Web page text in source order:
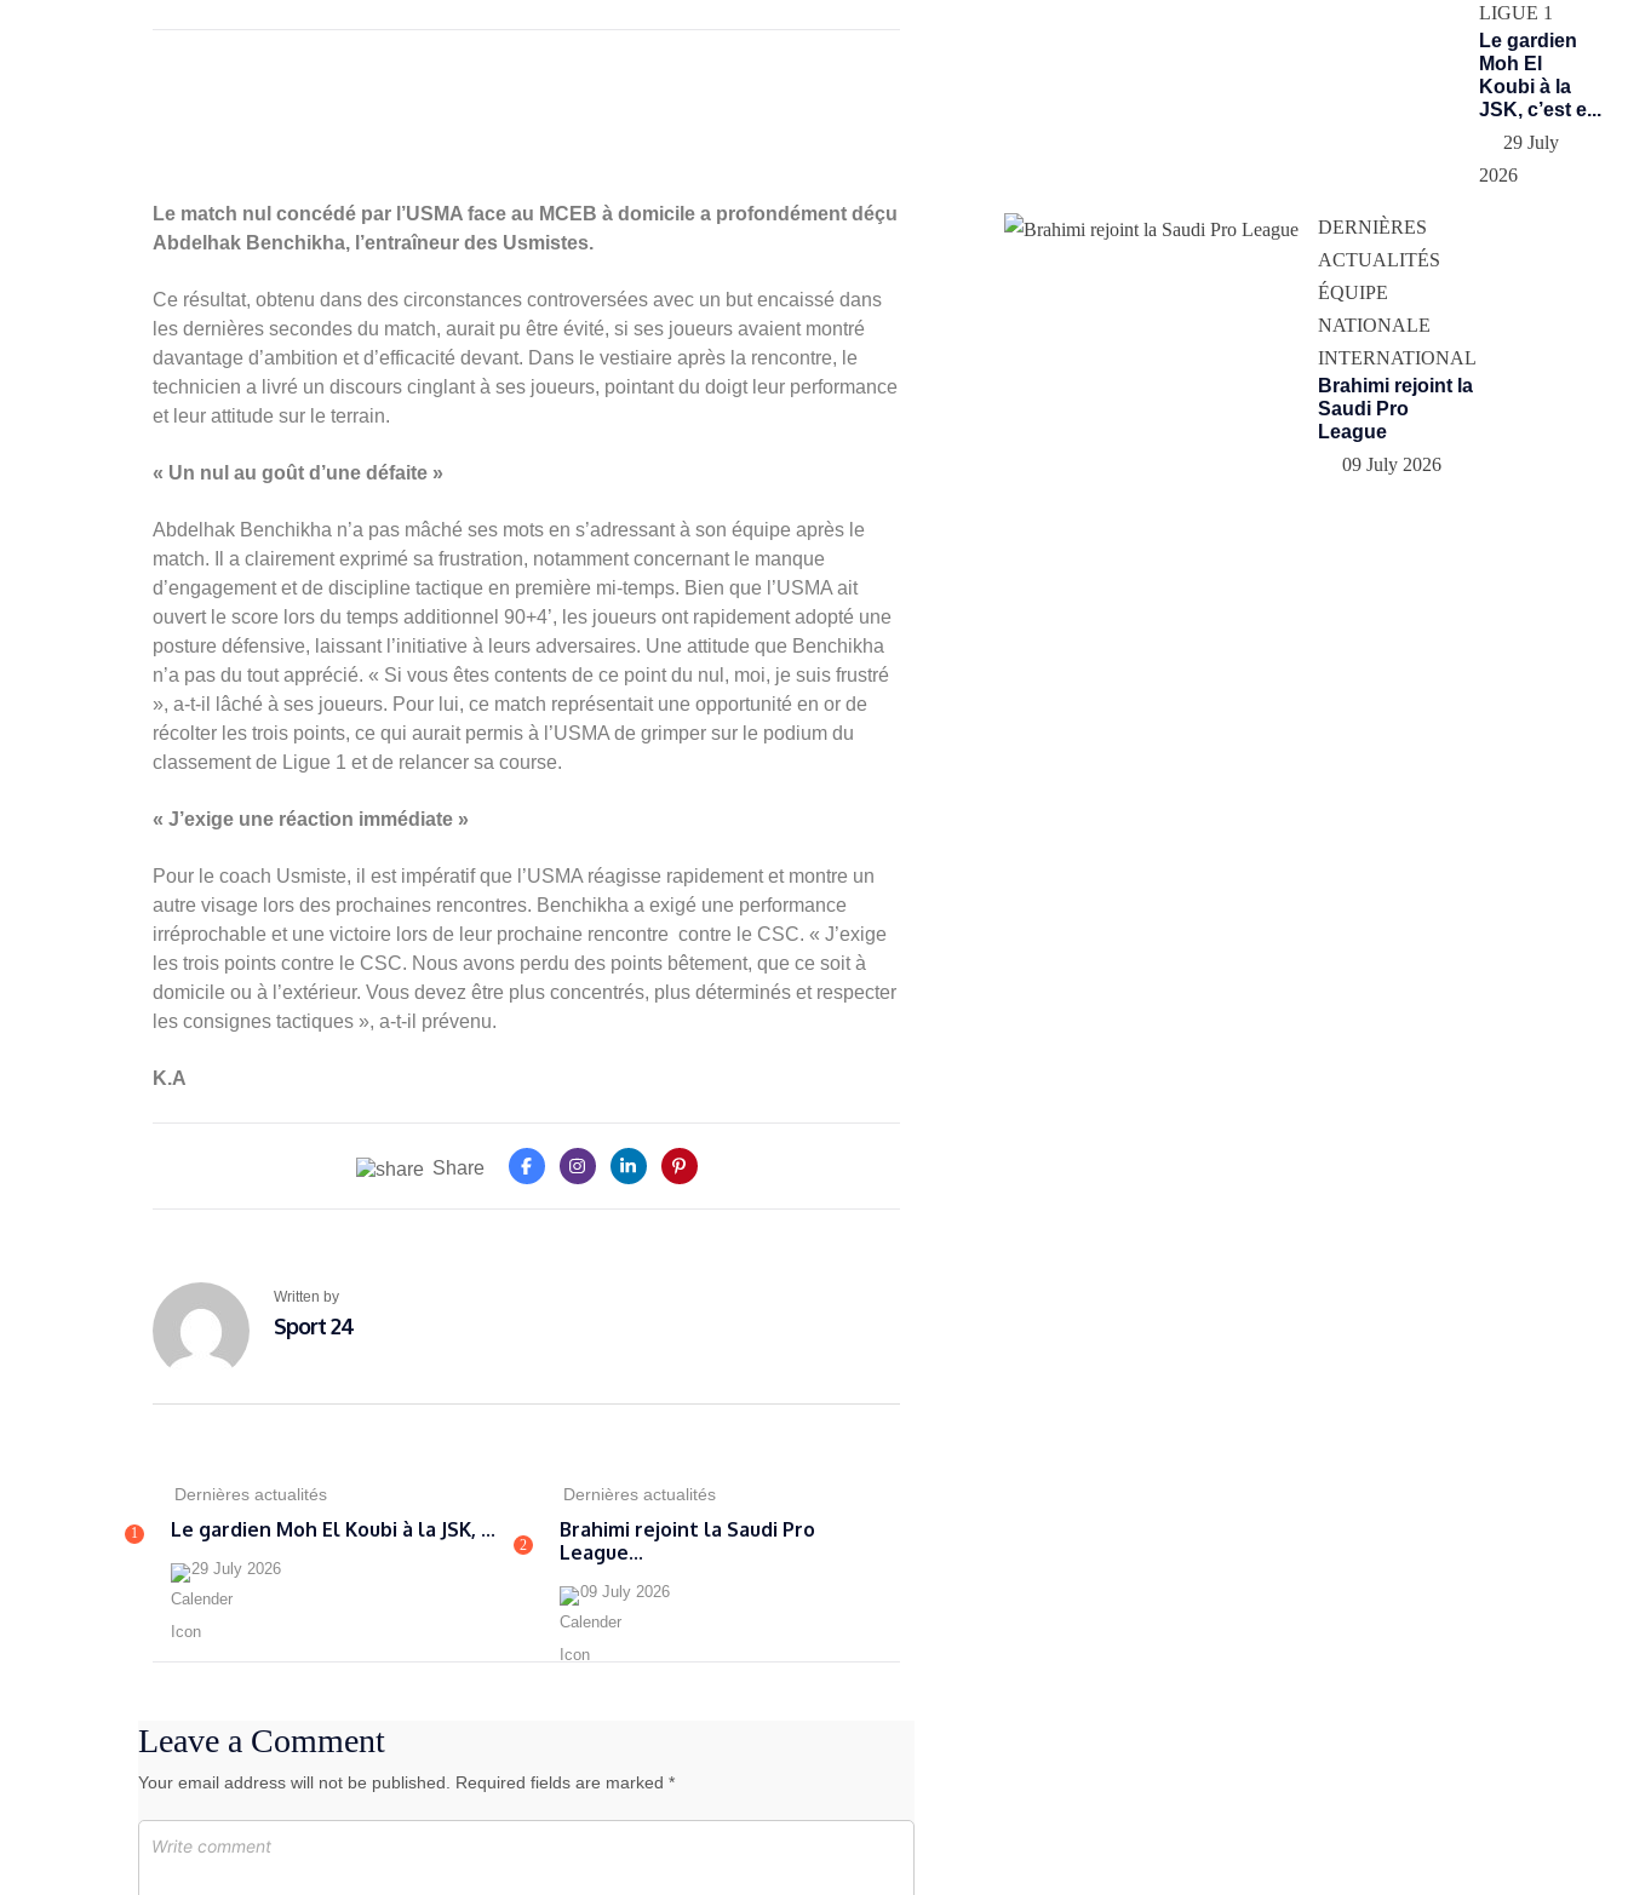
Le match nul concédé par l’USMA face au MCEB à domicile a profondément déçu
Abdelhak Benchikha, l’entraîneur des Usmistes.
Ce résultat, obtenu dans des circonstances controversées avec un but encaissé dans
les dernières secondes du match, aurait pu être évité, si ses joueurs avaient montré
davantage d’ambition et d’efficacité devant. Dans le vestiaire après la rencontre, le
technicien a livré un discours cinglant à ses joueurs, pointant du doigt leur performance
et leur attitude sur le terrain.
« Un nul au goût d’une défaite »
Abdelhak Benchikha n’a pas mâché ses mots en s’adressant à son équipe après le
match. Il a clairement exprimé sa frustration, notamment concernant le manque
d’engagement et de discipline tactique en première mi-temps. Bien que l’USMA ait
ouvert le score lors du temps additionnel 90+4’, les joueurs ont rapidement adopté une
posture défensive, laissant l’initiative à leurs adversaires. Une attitude que Benchikha
n’a pas du tout apprécié. « Si vous êtes contents de ce point du nul, moi, je suis frustré
», a-t-il lâché à ses joueurs. Pour lui, ce match représentait une opportunité en or de
récolter les trois points, ce qui aurait permis à l’USMA de grimper sur le podium du
classement de Ligue 1 et de relancer sa course.
« J’exige une réaction immédiate »
Pour le coach Usmiste, il est impératif que l’USMA réagisse rapidement et montre un
autre visage lors des prochaines rencontres. Benchikha a exigé une performance
irréprochable et une victoire lors de leur prochaine rencontre contre le CSC. « J’exige
les trois points contre le CSC. Nous avons perdu des points bêtement, que ce soit à
domicile ou à l’extérieur. Vous devez être plus concentrés, plus déterminés et respecter
les consignes tactiques », a-t-il prévenu.
K.A
Share
Written by
Sport 24
1
Dernières actualités
Le gardien Moh El Koubi à la JSK, ...
29 July 2026
2
Dernières actualités
Brahimi rejoint la Saudi Pro
League...
09 July 2026
Leave a Comment
Your email address will not be published. Required fields are marked *
LIGUE 1
Le gardien
Moh El
Koubi à la
JSK, c’est e...
29 July
2026
DERNIÈRES
ACTUALITÉS
ÉQUIPE
NATIONALE
INTERNATIONAL
Brahimi rejoint la
Saudi Pro
League
09 July 2026